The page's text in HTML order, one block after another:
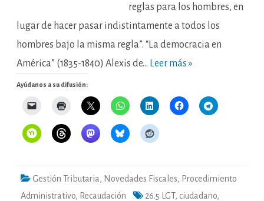
reglas para los hombres, en
lugar de hacer pasar indistintamente a todos los
hombres bajo la misma regla”. “La democracia en
América” (1835-1840) Alexis de… Leer más »
Ayúdanos a su difusión:
Gestión Tributaria , Novedades Fiscales, Procedimiento
Administrativo, Recaudación 26.5 LGT, ciudadano,